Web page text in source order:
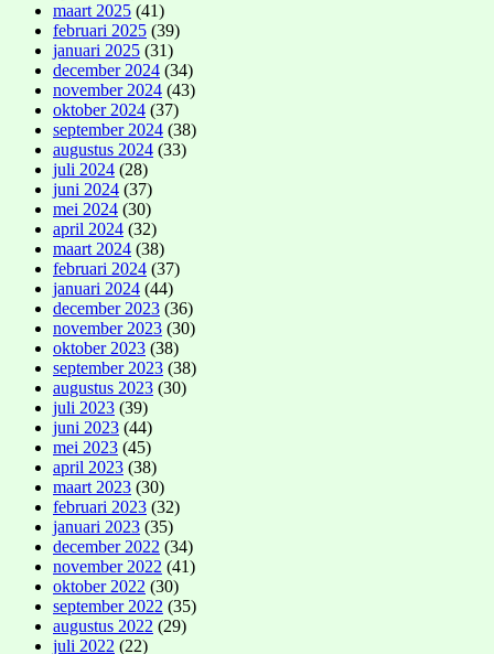
maart 2025 (41)
februari 2025 (39)
januari 2025 (31)
december 2024 (34)
november 2024 (43)
oktober 2024 (37)
september 2024 (38)
augustus 2024 (33)
juli 2024 (28)
juni 2024 (37)
mei 2024 (30)
april 2024 (32)
maart 2024 (38)
februari 2024 (37)
januari 2024 (44)
december 2023 (36)
november 2023 (30)
oktober 2023 (38)
september 2023 (38)
augustus 2023 (30)
juli 2023 (39)
juni 2023 (44)
mei 2023 (45)
april 2023 (38)
maart 2023 (30)
februari 2023 (32)
januari 2023 (35)
december 2022 (34)
november 2022 (41)
oktober 2022 (30)
september 2022 (35)
augustus 2022 (29)
juli 2022 (22)